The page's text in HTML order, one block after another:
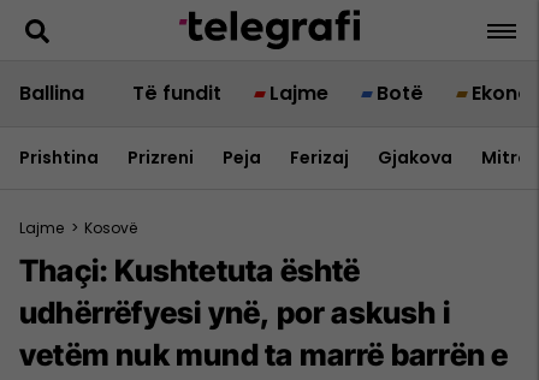
Ballina Të fundit Lajme Botë
Prishtina Prizreni Peja Ferizaj Gjakova
Lajme > Kosovë
Thaçi: Kushtetuta është
udhërrëfyesi ynë, por askush i
vetëm nuk mund ta marrë barrën e